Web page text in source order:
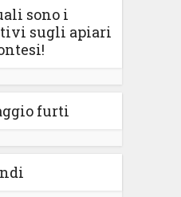
sono i
sugli apiari
furti